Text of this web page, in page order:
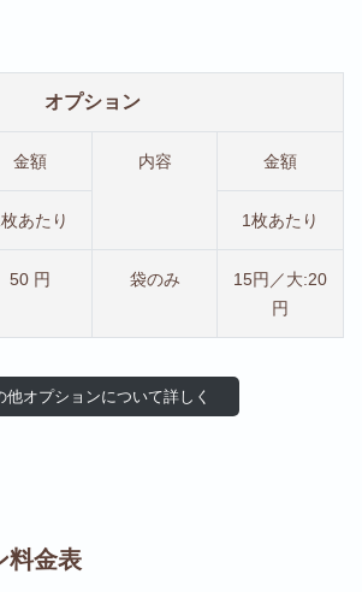
オプション
金額 内容 金額
あたり 1枚あたり
50 円 袋のみ
15円／大:20
円
他オプションについて詳しく
料金表